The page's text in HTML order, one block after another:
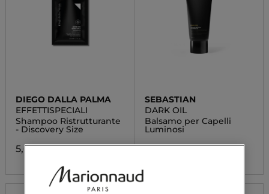
DIEGO DALLA PALMA
EFFETTISPECIALI
Shampoo Ristrutturante
- Discovery Size
5,60 €
SEBASTIAN
DARK OIL
Balsamo per Capelli
Luminosi
26,60 €